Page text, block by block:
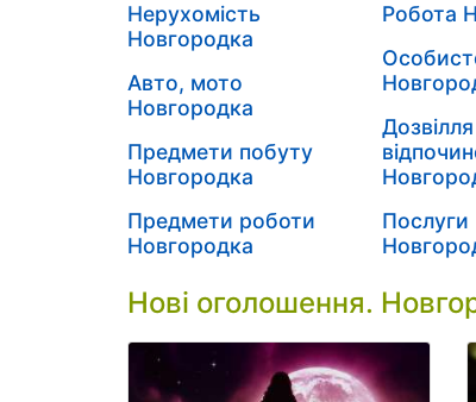
Нерухомість
Новгородка
Авто, мото
Новгородка
Предмети побуту
Новгородка
Предмети роботи
Новгородка
Робота
Послуги
Нові оголошення.